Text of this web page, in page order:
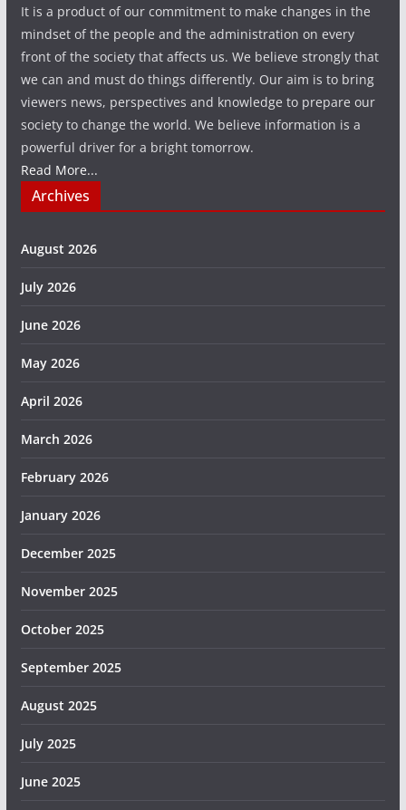
It is a product of our commitment to make changes in the
mindset of the people and the administration on every
front of the society that affects us. We believe strongly that
we can and must do things differently. Our aim is to bring
viewers news, perspectives and knowledge to prepare our
society to change the world. We believe information is a
powerful driver for a bright tomorrow.
Read More...
Archives
August 2026
July 2026
June 2026
May 2026
April 2026
March 2026
February 2026
January 2026
December 2025
November 2025
October 2025
September 2025
August 2025
July 2025
June 2025